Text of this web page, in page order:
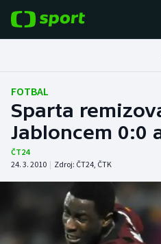
Fotbal
Hokej
Tenis
Atletika
Cyklistika
FOTBAL
Sparta
Jabloncem 0:0
ČT24
24. 3. 2010 | Zdroj: ČT24, ČTK